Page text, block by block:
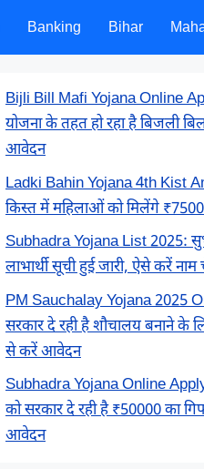
Banking Bihar
Bijli Bill Mafi Yojana Online
योजना के तहत हो रहा है बिजली
आवेदन
Ladki Bahin Yojana 4th Kist
किस्त में महिलाओं को मिलेंगे ₹7500
Subhadra Yojana List 2025:
लाभार्थी सूची हुई जारी, ऐसे करें
PM Sauchalay Yojana 2025
सरकार दे रही है शौचालय बनाने के
से करें आवेदन
Subhadra Yojana Online
को सरकार दे रही है ₹50000 का
आवेदन